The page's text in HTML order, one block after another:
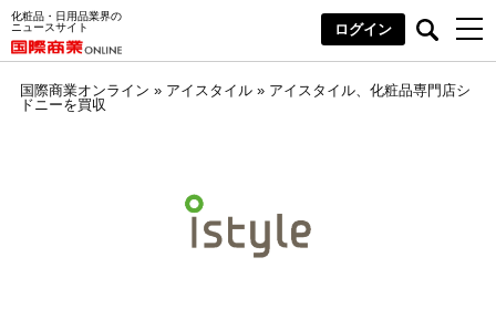
化粧品・日用品業界の
ニュースサイト
ログイン
国際商業オンライン » アイスタイル» アイスタイル、化粧品専門店シ
ドニーを買収